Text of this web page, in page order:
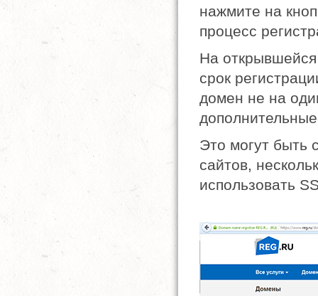
нажмите на
процесс
На
срок
домен не на
Это могут быть
сайтов,
использовать